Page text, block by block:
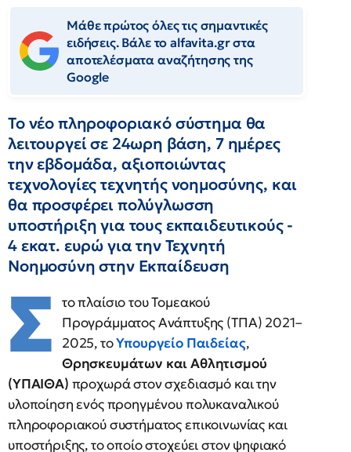
Μάθε πρώτος όλες τις σημαντικές
ειδήσεις. Βάλε το alfavita.gr στα
αποτελέσματα αναζήτησης της
Google
Το νέο πληροφοριακό σύστημα θα
λειτουργεί σε 24ωρη βάση, 7 ημέρες
την εβδομάδα, αξιοποιώντας
τεχνολογίες τεχνητής νοημοσύνης, και
θα προσφέρει πολύγλωσση
υποστήριξη για τους εκπαιδευτικούς -
4 εκατ. ευρώ για την Τεχνητή
Νοημοσύνη στην Εκπαίδευση
Σ το πλαίσιο του Τομεακού
Προγράμματος Ανάπτυξης (ΤΠΑ) 2021–
2025, τοΥπουργείο Παιδείας,
Θρησκευμάτων και Αθλητισμού
(ΥΠΑΙΘΑ) προχωρά στον σχεδιασμό και την
υλοποίηση ενός προηγμένου πολυκαναλικού
πληροφοριακού συστήματος επικοινωνίας και
υποστήριξης, το οποίο στοχεύει στον ψηφιακό